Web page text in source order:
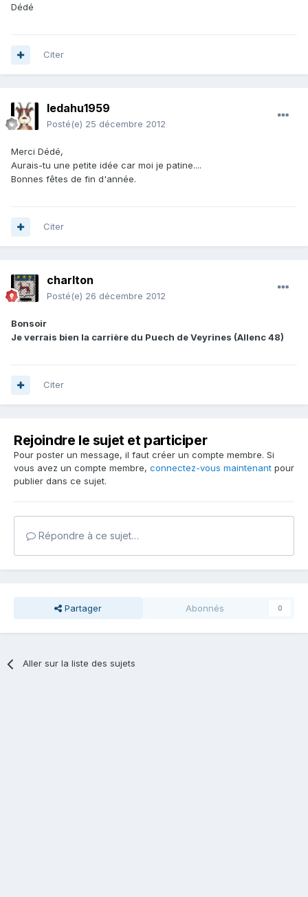
Dédé
Citer
ledahu1959
Posté(e) 25 décembre 2012
Merci Dédé,
Aurais-tu une petite idée car moi je patine....
Bonnes fêtes de fin d'année.
Citer
charlton
Posté(e) 26 décembre 2012
Bonsoir
Je verrais bien la carrière du Puech de Veyrines (Allenc 48)
Citer
Rejoindre le sujet et participer
Pour poster un message, il faut créer un compte membre. Si
vous avez un compte membre, connectez-vous maintenant pour
publier dans ce sujet.
Répondre à ce sujet…
Partager Abonnés 0
Aller sur la liste des sujets